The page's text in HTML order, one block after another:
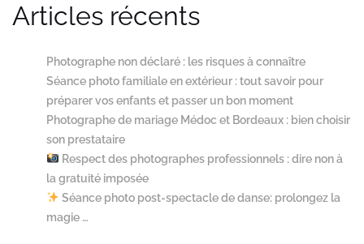
Articles récents
Photographe non déclaré : les risques à connaître
Séance photo familiale en extérieur : tout savoir pour
préparer vos enfants et passer un bon moment
Photographe de mariage Médoc et Bordeaux : bien choisir
son prestataire
Respect des photographes professionnels : dire non à
la gratuité imposée
Séance photo post-spectacle de danse: prolongez la
magie …